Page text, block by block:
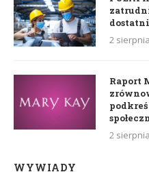
2
Raport
2
WYWIADY